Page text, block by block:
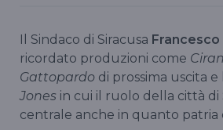
Il Sindaco di Siracusa Francesco
ricordato produzioni come
Gattopardo di prossima uscita e
Jones in cui il ruolo della città di
centrale anche in quanto patria